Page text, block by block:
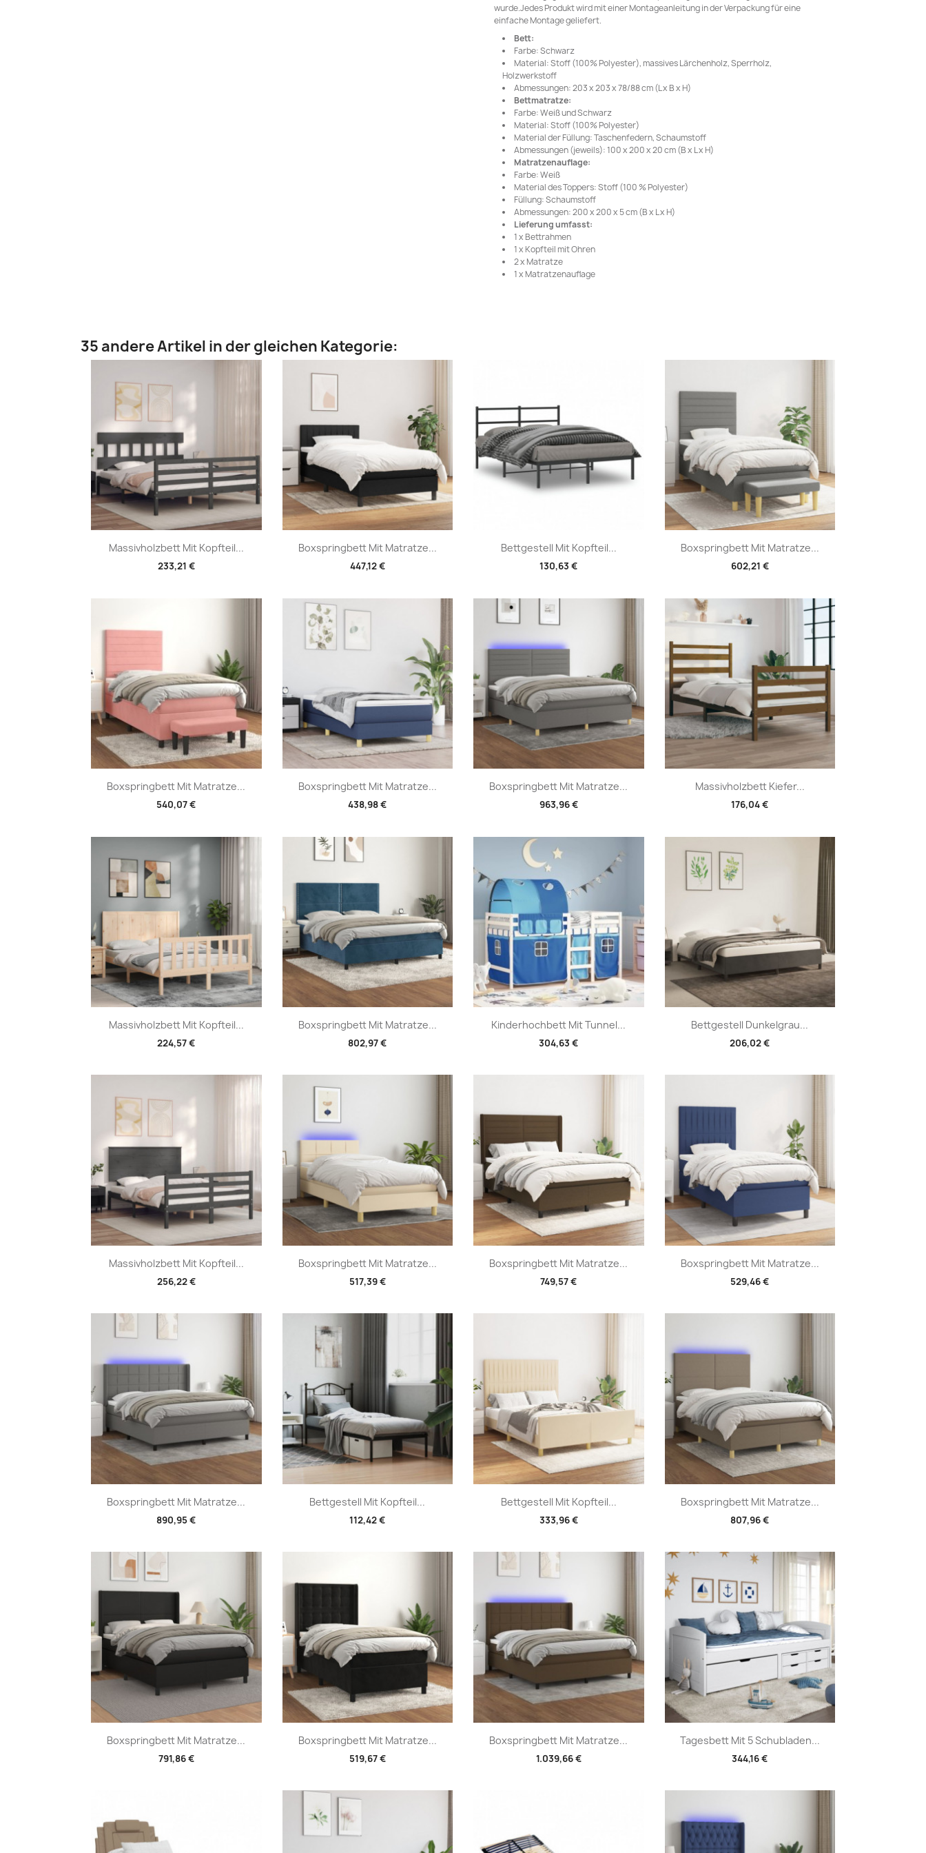
wurde.Jedes Produkt wird mit einer Montageanleitung in der Verpackung für eine
einfache Montage geliefert.
Bett:
Farbe: Schwarz
Material: Stoff (100% Polyester), massives Lärchenholz, Sperrholz,
Holzwerkstoff
Abmessungen: 203 x 203 x 78/88 cm (L x B x H)
Bettmatratze:
Farbe: Weiß und Schwarz
Material: Stoff (100% Polyester)
Material der Füllung: Taschenfedern, Schaumstoff
Abmessungen (jeweils): 100 x 200 x 20 cm (B x L x H)
Matratzenauflage:
Farbe: Weiß
Material des Toppers: Stoff (100 % Polyester)
Füllung: Schaumstoff
Abmessungen: 200 x 200 x 5 cm (B x L x H)
Lieferung umfasst:
1 x Bettrahmen
1 x Kopfteil mit Ohren
2 x Matratze
1 x Matratzenauflage
35 andere Artikel in der gleichen Kategorie:
Massivholzbett Mit Kopfteil...
233,21 €
Vorschau Boxspringbett Mit Matratze...
447,12 €
Vorschau Bettgestell Mit Kopfteil...
130,63 €
Vorschau Boxspringbett Mit Matratze...
602,21 €
Vorschau
Boxspringbett Mit Matratze...
540,07 €
Vorschau Boxspringbett Mit Matratze...
438,98 €
Vorschau Boxspringbett Mit Matratze...
963,96 €
Vorschau Massivholzbett Kiefer...
176,04 €
Vorschau
Massivholzbett Mit Kopfteil...
224,57 €
Vorschau Boxspringbett Mit Matratze...
802,97 €
Vorschau Kinderhochbett Mit Tunnel...
304,63 €
Vorschau Bettgestell Dunkelgrau...
206,02 €
Vorschau
Massivholzbett Mit Kopfteil...
256,22 €
Vorschau Boxspringbett Mit Matratze...
517,39 €
Vorschau Boxspringbett Mit Matratze...
749,57 €
Vorschau Boxspringbett Mit Matratze...
529,46 €
Vorschau
Boxspringbett Mit Matratze...
890,95 €
Vorschau Bettgestell Mit Kopfteil...
112,42 €
Vorschau Bettgestell Mit Kopfteil...
333,96 €
Vorschau Boxspringbett Mit Matratze...
807,96 €
Vorschau
Boxspringbett Mit Matratze...
791,86 €
Vorschau Boxspringbett Mit Matratze...
519,67 €
Vorschau Boxspringbett Mit Matratze...
1.039,66 €
Vorschau Tagesbett Mit 5 Schubladen...
344,16 €
Vorschau